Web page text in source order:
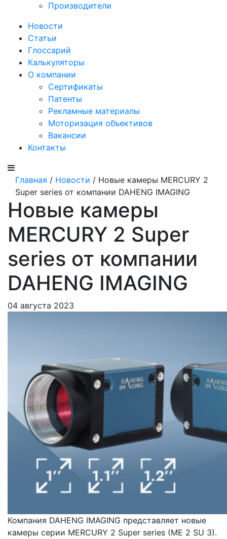
Производители
Новости
Статьи
Глоссарий
Калькуляторы
О компании
Сертификаты
Патенты
Рекламные материалы
Моторизация объективов
Вакансии
Контакты
Главная / Новости / Новые камеры MERCURY 2
Super series от компании DAHENG IMAGING
Новые камеры
MERCURY 2 Super
series от компании
DAHENG IMAGING
04 августа 2023
Компания DAHENG IMAGING представляет новые
камеры серии MERCURY 2 Super series (ME 2 SU 3).